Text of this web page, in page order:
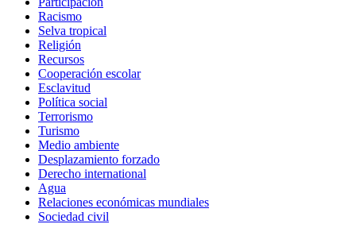
Racismo
Selva tropical
Religión
Recursos
Cooperación escolar
Esclavitud
Política social
Terrorismo
Turismo
Medio ambiente
Desplazamiento forzado
Derecho international
Agua
Relaciones económicas mundiales
Sociedad civil